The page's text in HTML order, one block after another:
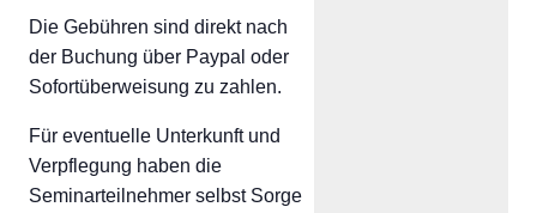
Die Gebühren sind direkt nach
der Buchung über Paypal oder
Sofortüberweisung zu zahlen.
Für eventuelle Unterkunft und
Verpflegung haben die
Seminarteilnehmer selbst Sorge